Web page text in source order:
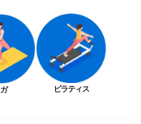
ピラティス